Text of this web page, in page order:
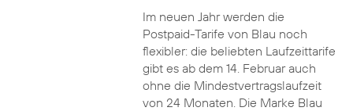
Im neuen Jahr werden die
Postpaid-Tarife von Blau noch
flexibler: die beliebten Laufzeittarife
gibt es ab dem 14. Februar auch
ohne die Mindestvertragslaufzeit
von 24 Monaten. Die Marke Blau